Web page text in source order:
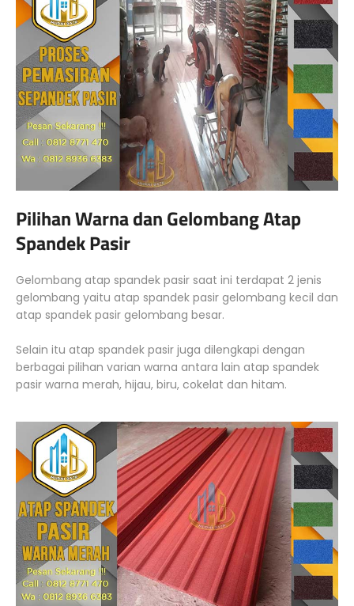
Pilihan Warna dan Gelombang Atap
Spandek Pasir
Gelombang atap spandek pasir saat ini terdapat 2 jenis
gelombang yaitu atap spandek pasir gelombang kecil dan
atap spandek pasir gelombang besar.
Selain itu atap spandek pasir juga dilengkapi dengan
berbagai pilihan varian warna antara lain atap spandek
pasir warna merah, hijau, biru, cokelat dan hitam.